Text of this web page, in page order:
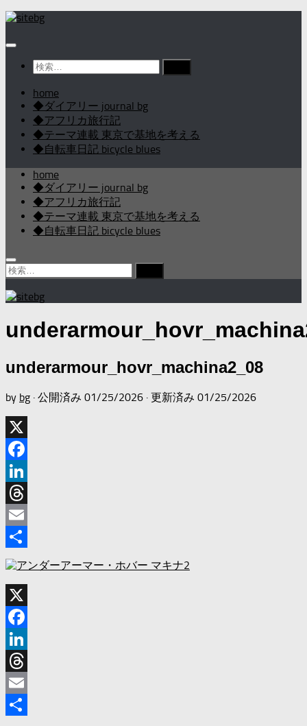
コ
テ
検
home
◆ダイアリー journal bg
◆アフリカ旅行記
◆テーマ連載 東京で基地を考える
◆自転車日記 bicycle blues
home
◆ダイアリー journal bg
◆アフリカ旅行記
◆テーマ連載 東京で基地を考える
◆自転車日記 bicycle blues
検
索:
underarmour_hovr_machina2_08
by bg · 公開済み 01/25/2026 · 更新済み 01/25/2026
X
Facebook
LinkedIn
Threads
Email
共
X
Facebook
LinkedIn
Threads
Email